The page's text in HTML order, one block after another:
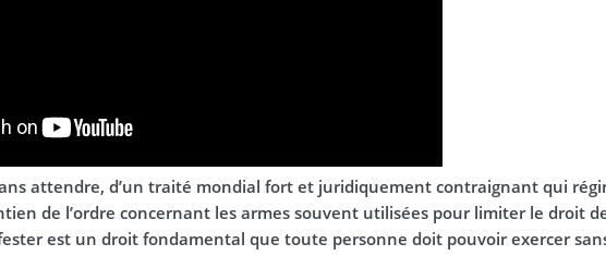
attendre, d’un traité mondial fort et juridiquement contraignant qui
de l’ordre concernant les armes souvent utilisées pour limiter le droit
est un droit fondamental que toute personne doit pouvoir exercer